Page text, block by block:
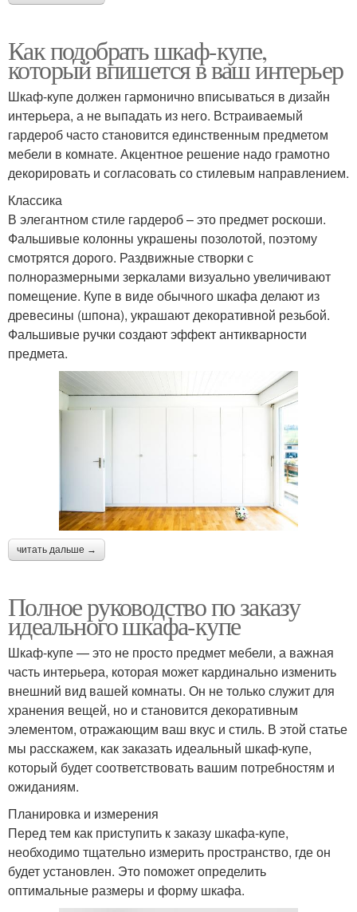
Как подобрать шкаф-купе,
который впишется в ваш интерьер
Шкаф-купе должен гармонично вписываться в дизайн
интерьера, а не выпадать из него. Встраиваемый
гардероб часто становится единственным предметом
мебели в комнате. Акцентное решение надо грамотно
декорировать и согласовать со стилевым направлением.
Классика
В элегантном стиле гардероб – это предмет роскоши.
Фальшивые колонны украшены позолотой, поэтому
смотрятся дорого. Раздвижные створки с
полноразмерными зеркалами визуально увеличивают
помещение. Купе в виде обычного шкафа делают из
древесины (шпона), украшают декоративной резьбой.
Фальшивые ручки создают эффект антикварности
предмета.
читать дальше →
Полное руководство по заказу
идеального шкафа-купе
Шкаф-купе — это не просто предмет мебели, а важная
часть интерьера, которая может кардинально изменить
внешний вид вашей комнаты. Он не только служит для
хранения вещей, но и становится декоративным
элементом, отражающим ваш вкус и стиль. В этой статье
мы расскажем, как заказать идеальный шкаф-купе,
который будет соответствовать вашим потребностям и
ожиданиям.
Планировка и измерения
Перед тем как приступить к заказу шкафа-купе,
необходимо тщательно измерить пространство, где он
будет установлен. Это поможет определить
оптимальные размеры и форму шкафа.